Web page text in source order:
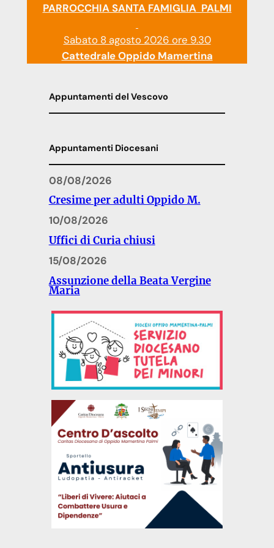
PARROCCHIA SANTA FAMIGLIA PALMI
Sabato 8 agosto 2026 ore 9.30
Cattedrale Oppido Mamertina
Appuntamenti del Vescovo
Appuntamenti Diocesani
08/08/2026
Cresime per adulti Oppido M.
10/08/2026
Uffici di Curia chiusi
15/08/2026
Assunzione della Beata Vergine
Maria